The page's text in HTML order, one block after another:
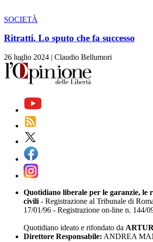
SOCIETÀ
Ritratti. Lo sputo che fa successo
26 luglio 2024 | Claudio Bellumori
Quotidiano liberale per le garanzie, le
civili - Registrazione al Tribunale di
17/01/96 - Registrazione on-line n. 144/
Quotidiano ideato e rifondato da
Direttore Responsabile: ANDREA